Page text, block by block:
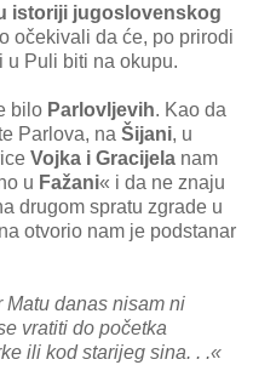
istoriji jugoslovenskog
očekivali da će, po prirodi
u Puli biti na okupu.
bilo Parlovljevih. Kao da
Parlova, na Šijani, u
Vojka i Gracijela nam
u Fažani« i da ne znaju
drugom spratu zgrade u
otvorio nam je podstanar
danas nisam ni
vratiti do početka
ili kod starijeg sina. . .«